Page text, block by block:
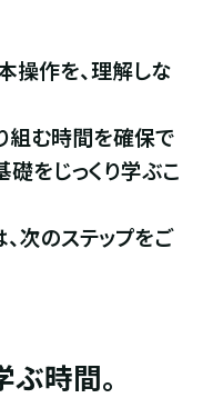
操作を、理解しな
組む時間を確保で
礎をじっくり学ぶこ
次のステップをご
時間。